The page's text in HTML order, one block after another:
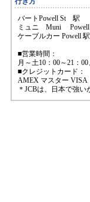
バートPowell St 駅
ミュニ Muni Powell
ケーブルカー Powell
■営業時間：
月～土10：00～21：
■クレジットカード：
AMEX マスター VISA
＊JCBは、日本で強い